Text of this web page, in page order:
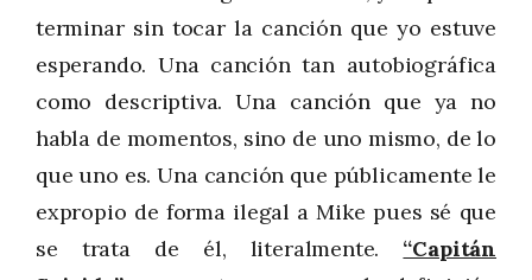
terminar sin tocar la canción que yo estuve
esperando. Una canción tan autobiográfica
como descriptiva. Una canción que ya no
habla de momentos, sino de uno mismo, de lo
que uno es. Una canción que públicamente le
expropio de forma ilegal a Mike pues sé que
se trata de él, literalmente. “Capitán